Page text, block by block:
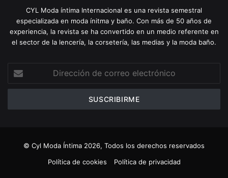
CYL Moda íntima Internacional es una revista semestral
especializada en moda ínitma y baño. Con más de 50 años de
experiencia, la revista se ha convertido en un medio referente en
el sector de la lencería, la corsetería, las medias y la moda baño.
de
correo
© Cyl Moda Íntima 2026, Todos los derechos reservados
Política de cookies
Política de privacidad